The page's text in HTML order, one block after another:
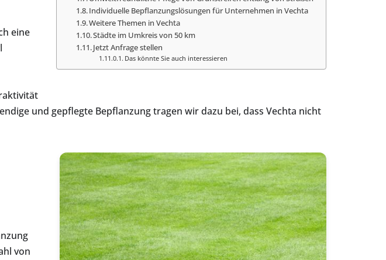
Individuelle Bepflanzungslösungen für Unternehmen in Vechta
Weitere Themen in Vechta
Städte im Umkreis von 50 km
Jetzt Anfrage stellen
Das könnte Sie auch interessieren
eine
und gepflegte Bepflanzung tragen wir dazu bei, dass Vechta nicht
von